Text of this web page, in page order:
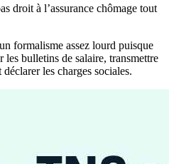
droit à l’assurance chômage tout
formalisme assez lourd puisque
bulletins de salaire, transmettre
les charges sociales.